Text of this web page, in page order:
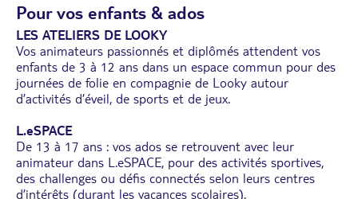
Pour vos enfants & ados
LES ATELIERS DE LOOKY
Vos animateurs passionnés et diplômés attendent vos
enfants de 3 à 12 ans dans un espace commun pour des
journées de folie en compagnie de Looky autour
d’activités d’éveil, de sports et de jeux.
L.eSPACE
De 13 à 17 ans : vos ados se retrouvent avec leur
animateur dans L.eSPACE, pour des activités sportives,
des challenges ou défis connectés selon leurs centres
d’intérêts (durant les vacances scolaires).